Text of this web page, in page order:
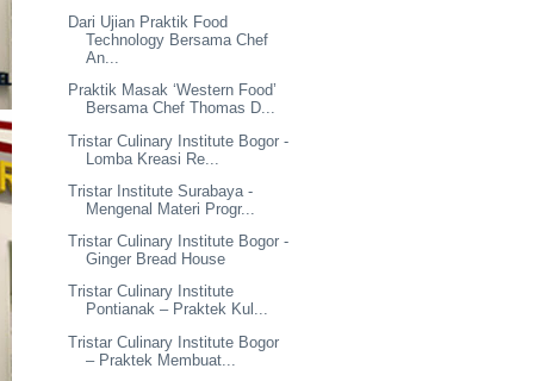
Dari Ujian Praktik Food
Technology Bersama Chef
An...
Praktik Masak ‘Western Food’
Bersama Chef Thomas D...
Tristar Culinary Institute Bogor -
Lomba Kreasi Re...
Tristar Institute Surabaya -
Mengenal Materi Progr...
Tristar Culinary Institute Bogor -
Ginger Bread House
Tristar Culinary Institute
Pontianak – Praktek Kul...
Tristar Culinary Institute Bogor
– Praktek Membuat...